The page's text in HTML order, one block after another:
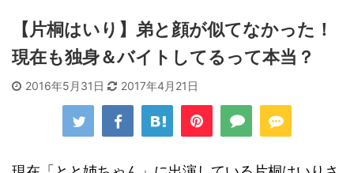
【片桐はいり】弟と顔が似てなかった！
現在も独身＆バイトしてるって本当？
2016年5月31日 2017年4月21日